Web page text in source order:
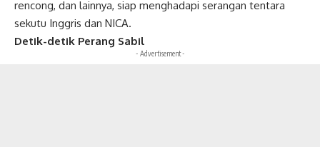
rencong, dan lainnya, siap menghadapi serangan tentara
sekutu Inggris dan NICA.
Detik-detik Perang Sabil
- Advertisement -